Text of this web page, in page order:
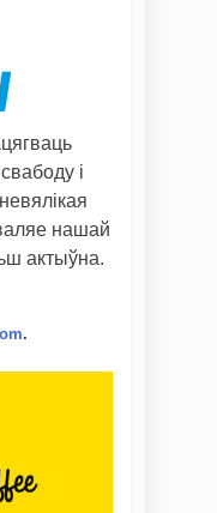
і
нашай
актыўна.
.